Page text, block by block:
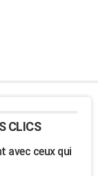
CLICS
avec ceux qui